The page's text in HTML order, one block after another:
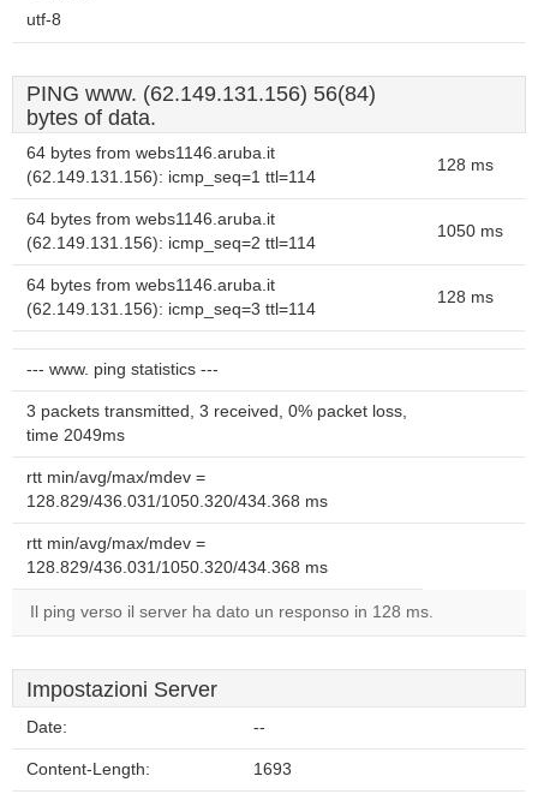
utf-8
PING www. (62.149.131.156) 56(84)
bytes of data.
64 bytes from webs1146.aruba.it
(62.149.131.156): icmp_seq=1 ttl=114
128 ms
64 bytes from webs1146.aruba.it
(62.149.131.156): icmp_seq=2 ttl=114
1050 ms
64 bytes from webs1146.aruba.it
(62.149.131.156): icmp_seq=3 ttl=114
128 ms
--- www. ping statistics ---
3 packets transmitted, 3 received, 0% packet loss,
time 2049ms
rtt min/avg/max/mdev =
128.829/436.031/1050.320/434.368 ms
rtt min/avg/max/mdev =
128.829/436.031/1050.320/434.368 ms
Il ping verso il server ha dato un responso in 128 ms.
Impostazioni Server
Date: --
Content-Length: 1693